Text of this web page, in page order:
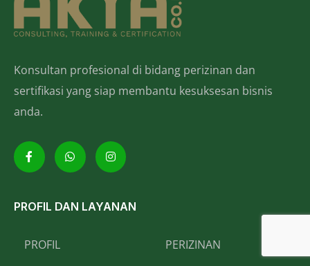
Konsultan profesional di bidang perizinan dan
sertifikasi yang siap membantu kesuksesan bisnis
anda.
PROFIL DAN LAYANAN
PROFIL
PERIZINAN